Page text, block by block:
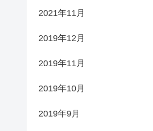
2021年11月
2019年12月
2019年11月
2019年10月
2019年9月